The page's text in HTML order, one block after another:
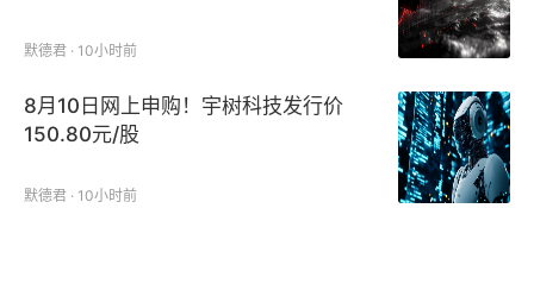
默德君 · 10小时前
8月10日网上申购！宇树科技发行价
150.80元/股
默德君 · 10小时前